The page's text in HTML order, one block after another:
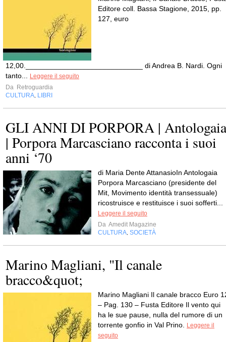
Editore coll. Bassa Stagione, 2015, pp.
127, euro
12,00._____________________________ di Andrea B. Nardi. Ogni
tanto...
Leggere il seguito
Da Retroguardia
CULTURA LIBRI
GLI ANNI DI PORPORA | Antologaia
| Porpora Marcasciano racconta i suoi
anni ‘70
di Maria Dente AttanasioIn Antologaia
Porpora Marcasciano (presidente del
Mit, Movimento identità transessuale)
ricostruisce e restituisce i suoi sofferti...
Leggere il seguito
Da Amedit Magazine
CULTURA SOCIETÀ
Marino Magliani, "Il canale
bracco&quot;
Marino Magliani Il canale bracco Euro
– Pag. 130 – Fusta Editore Il vento qui
ha le sue pause, nulla del rumore di un
torrente gonfio in Val Prino.
Leggere il
seguito